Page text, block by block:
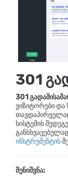
301
301
ვიზიტორები და
სისტემის
ინსტრუმენტის
შენიშვნა: